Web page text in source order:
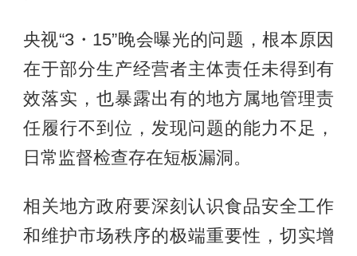
央视“3・15”晚会曝光的问题，根本原因
在于部分生产经营者主体责任未得到有
效落实，也暴露出有的地方属地管理责
任履行不到位，发现问题的能力不足，
日常监督检查存在短板漏洞。
相关地方政府要深刻认识食品安全工作
和维护市场秩序的极端重要性，切实增